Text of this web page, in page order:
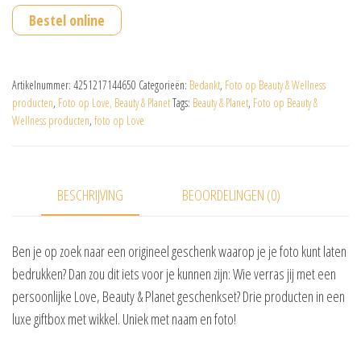
Bestel online
Artikelnummer: 4251217144650 Categorieën: Bedankt, Foto op Beauty & Wellness
producten, Foto op Love, Beauty & PlanetTags: Beauty & Planet, Foto op Beauty &
Wellness producten, foto op Love
BESCHRIJVING BEOORDELINGEN (0)
Ben je op zoek naar een origineel geschenk waarop je je foto kunt laten
bedrukken? Dan zou dit iets voor je kunnen zijn: Wie verras jij met een
persoonlijke Love, Beauty & Planet geschenkset? Drie producten in een
luxe giftbox met wikkel. Uniek met naam en foto!